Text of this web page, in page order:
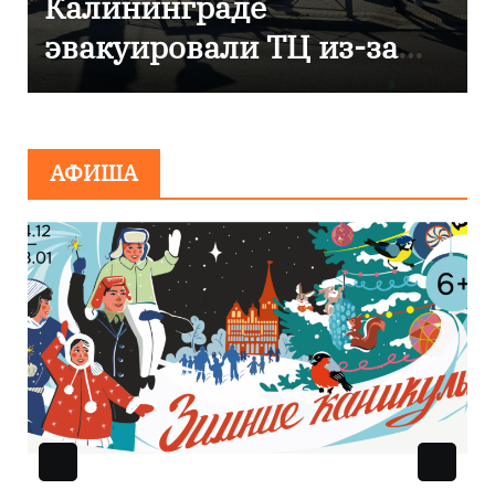
компании «Россети
Янтарь»
АФИША